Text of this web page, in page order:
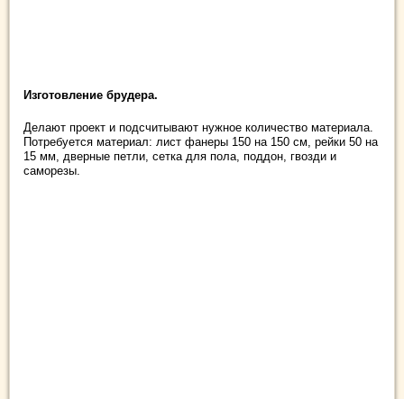
Изготовление брудера.
Делают проект и подсчитывают нужное количество материала.
Потребуется материал: лист фанеры 150 на 150 см, рейки 50 на
15 мм, дверные петли, сетка для пола, поддон, гвозди и
саморезы.